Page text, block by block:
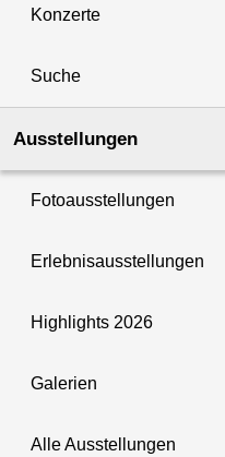
Konzerte
Suche
Ausstellungen
Fotoausstellungen
Erlebnisausstellungen
Highlights 2026
Galerien
Alle Ausstellungen